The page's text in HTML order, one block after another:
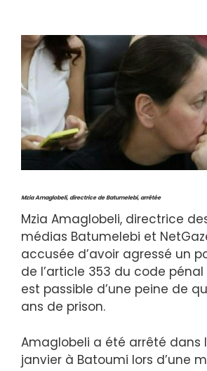
Mzia Amaglobeli, directrice de Batumelebi, arrêtée
Mzia Amaglobeli, directrice
médias Batumelebi et
accusée d’avoir agressé un
de l’article 353 du code
est passible d’une peine de
ans de prison.
Amaglobeli a été arrêté dans
janvier à Batoumi lors d’une